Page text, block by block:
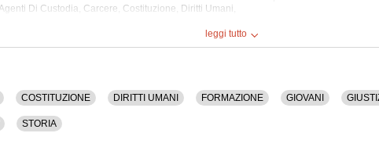
Di Custodia, Carcere, Costituzione, Diritti Umani,
ufficiale ha una durata di 6 minuti.
leggi tutto
COSTITUZIONE DIRITTI UMANI FORMAZIONE GIOVANI
STORIA